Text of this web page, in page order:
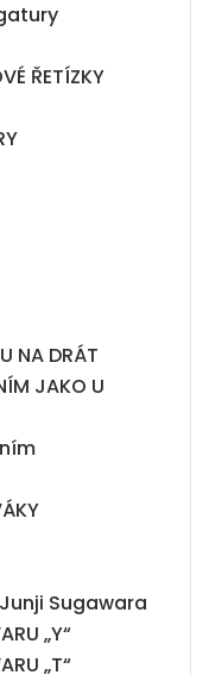
ŘETÍZKY
NA DRÁT
JAKO U
Sugawara
„Y“
„T“